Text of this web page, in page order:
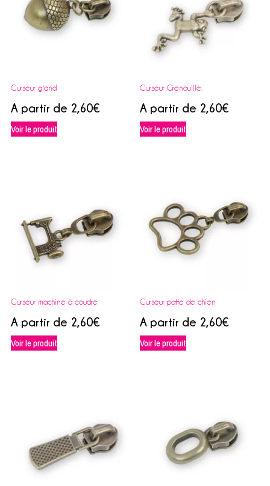
Curseur gland
A partir de 2,60€
Voir le produit
Curseur Grenouille.
A partir de 2,60€
Voir le produit
Curseur machine à coudre
A partir de 2,60€
Voir le produit
Curseur patte de chien
A partir de 2,60€
Voir le produit